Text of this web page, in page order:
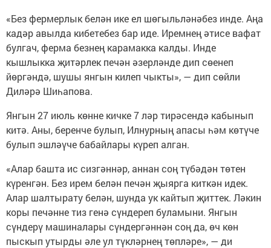
«Без фермерлык белән ике ел шөгыльләнәбез инде. Аңа
кадәр авылда кибетебез бар иде. Иремнең әтисе вафат
булгач, ферма безнең карамакка калды. Инде
кышлыкка җитәрлек печән әзерләнде дип сөенеп
йөргәндә, шушы янгын килеп чыкты», — дип сөйли
Диләрә Шиһапова.
Янгын 27 июль көнне кичке 7 ләр тирәсендә кабынып
китә. Аны, беренче булып, Илнурның апасы һәм көтүче
булып эшләүче бабайлары күреп алган.
«Алар башта ис сизгәннәр, аннан соң түбәдән төтен
күренгән. Без ирем белән печән җыярга киткән идек.
Алар шалтырату белән, шунда ук кайтып җиттек. Ләкин
коры печәнне тиз генә сүндереп буламыни. Янгын
сүндерү машиналары сүндергәннән соң да, өч көн
пыскып утырды әле ул түкләрнең төпләре», — ди